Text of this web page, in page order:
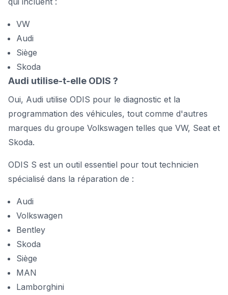
VW
Audi
Siège
Skoda
Audi utilise-t-elle ODIS ?
Oui, Audi utilise ODIS pour le diagnostic et la
programmation des véhicules, tout comme d'autres
marques du groupe Volkswagen telles que VW, Seat et
Skoda.
ODIS S est un outil essentiel pour tout technicien
spécialisé dans la réparation de :
Audi
Volkswagen
Bentley
Skoda
Siège
MAN
Lamborghini